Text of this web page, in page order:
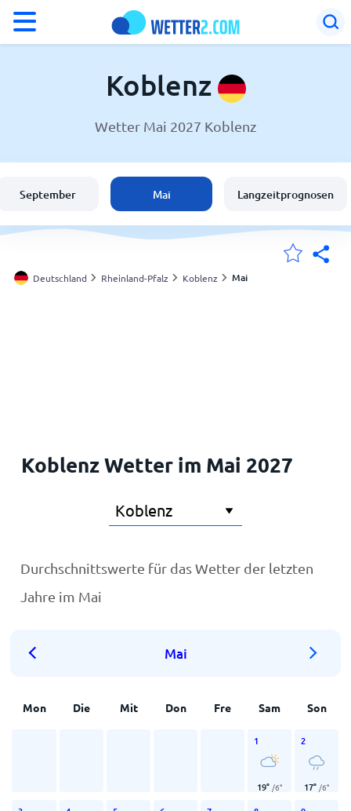
Wetter in Koblenz
Schweiz
Österreich
Koblenz
Wetter Mai 2027 Koblenz
September Mai Langzeitprognosen
Deutschland Rheinland-Pfalz Koblenz Mai
Koblenz Wetter im Mai 2027
Durchschnittswerte für das Wetter der letzten
Jahre im Mai
Mai
Mon Die Mit Don Fre Sam Son
1
19° /6°
2
17° /6°